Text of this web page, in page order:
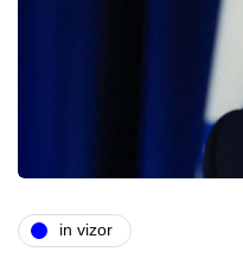
in vizor